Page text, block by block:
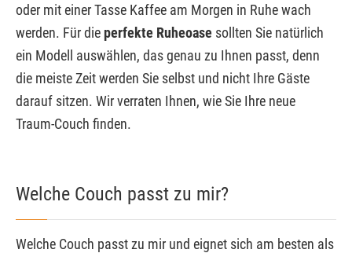
oder mit einer Tasse Kaffee am Morgen in Ruhe wach
werden. Für die perfekte Ruheoase sollten Sie natürlich
ein Modell auswählen, das genau zu Ihnen passt, denn
die meiste Zeit werden Sie selbst und nicht Ihre Gäste
darauf sitzen. Wir verraten Ihnen, wie Sie Ihre neue
Traum-Couch finden.
Welche Couch passt zu mir?
Welche Couch passt zu mir und eignet sich am besten als